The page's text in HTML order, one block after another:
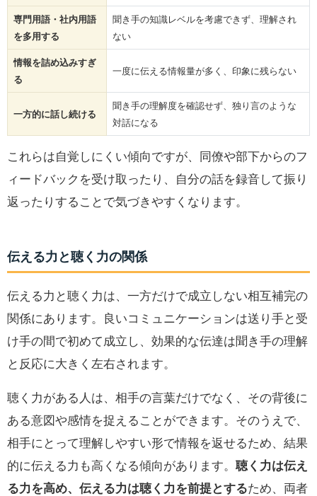
専門用語・社内用語
を多用する
聞き手の知識レベルを考慮できず、理解され
ない
情報を詰め込みすぎ
る
一度に伝える情報量が多く、印象に残らない
一方的に話し続ける
聞き手の理解度を確認せず、独り言のような
対話になる
これらは自覚しにくい傾向ですが、同僚や部下からのフ
ィードバックを受け取ったり、自分の話を録音して振り
返ったりすることで気づきやすくなります。
伝える力と聴く力の関係
伝える力と聴く力は、一方だけで成立しない相互補完の
関係にあります。良いコミュニケーションは送り手と受
け手の間で初めて成立し、効果的な伝達は聞き手の理解
と反応に大きく左右されます。
聴く力がある人は、相手の言葉だけでなく、その背後に
ある意図や感情を捉えることができます。そのうえで、
相手にとって理解しやすい形で情報を返せるため、結果
的に伝える力も高くなる傾向があります。 聴く力は伝え
る力を高め、伝える力は聴く力を前提とするため、両者